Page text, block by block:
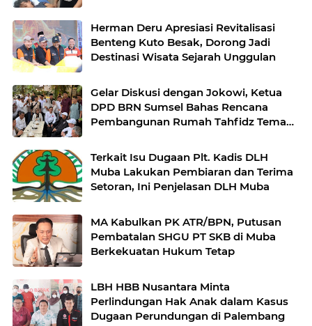
Herman Deru Apresiasi Revitalisasi
Benteng Kuto Besak, Dorong Jadi
Destinasi Wisata Sejarah Unggulan
​Gelar Diskusi dengan Jokowi, Ketua
DPD BRN Sumsel Bahas Rencana
Pembangunan Rumah Tahfidz Teman
Terkait Isu Dugaan Plt. Kadis DLH
Muba Lakukan Pembiaran dan Terima
Setoran, Ini Penjelasan DLH Muba
MA Kabulkan PK ATR/BPN, Putusan
Pembatalan SHGU PT SKB di Muba
Berkekuatan Hukum Tetap
LBH HBB Nusantara Minta
Perlindungan Hak Anak dalam Kasus
Dugaan Perundungan di Palembang